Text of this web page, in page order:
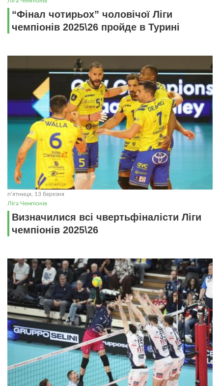
“Фінал чотирьох” чоловічої Ліги
чемпіонів 2025\26 пройде в Турині
пʼятниця, 13 березня
Ліга Чемпіонів
Визначилися всі чвертьфіналісти Ліги
чемпіонів 2025\26